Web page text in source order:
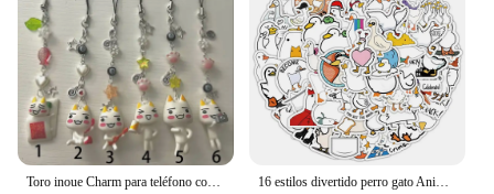
Toro inoue Charm para teléfono con cuentas Estético Hecho a mano 16 estilos divertido perro gato Animal Meme impermeable Graffiti pegatina estética decorativa equipaje portátil teléfono álbum de recortes pegatinas para niños